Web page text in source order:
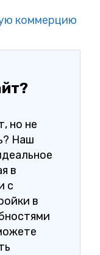
коммерцию
но не
Наш
в
с
в